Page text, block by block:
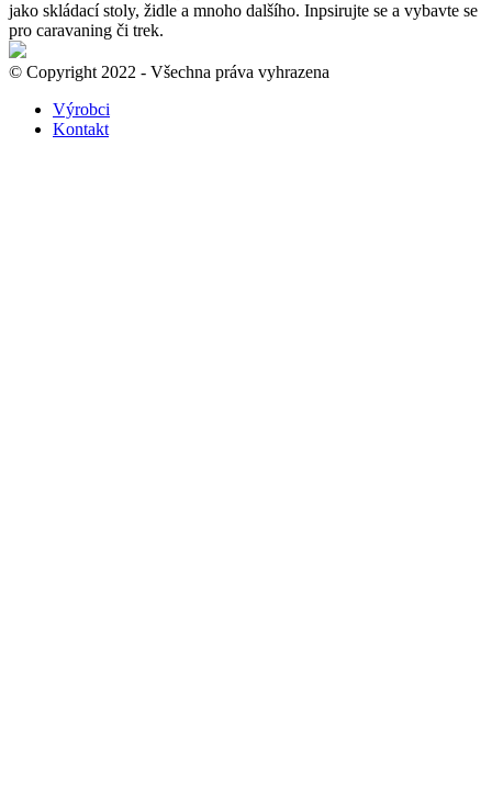
jako skládací stoly, židle a mnoho dalšího. Inpsirujte se a vybavte se
pro caravaning či trek.
© Copyright 2022 - Všechna práva vyhrazena
Výrobci
Kontakt